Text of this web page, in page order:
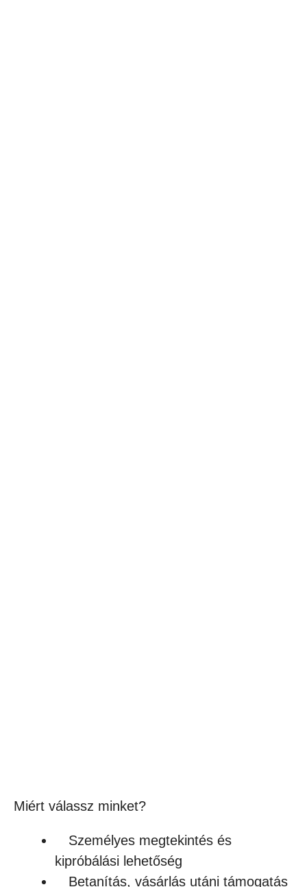
Miért válassz minket?
Személyes megtekintés és
kipróbálási lehetőség
Betanítás, vásárlás utáni támogatás